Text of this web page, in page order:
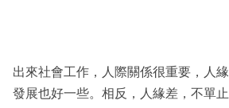
閱
專
出來社會工作，人際關係很重要，人
發展也好一些。相反，人緣差，不單